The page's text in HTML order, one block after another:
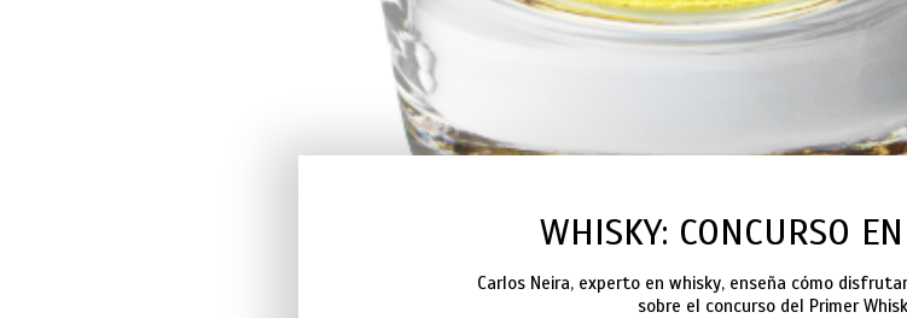
WHISKY: CONCURSO
Carlos Neira, experto en whisky, enseña cómo
sobre el concurso del Primer